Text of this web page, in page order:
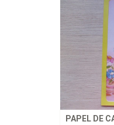
PAPEL DE